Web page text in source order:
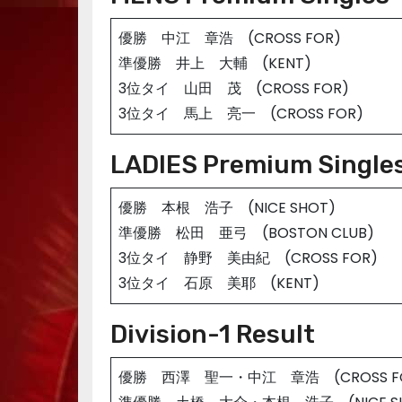
優勝 中江 章浩 (CROSS FOR)
準優勝 井上 大輔 (KENT)
3位タイ 山田 茂 (CROSS FOR)
3位タイ 馬上 亮一 (CROSS FOR)
LADIES Premium
優勝 本根 浩子 (NICE SHOT)
準優勝 松田 亜弓 (BOSTON CLUB)
3位タイ 静野 美由紀 (CROSS FOR)
3位タイ 石原 美耶 (KENT)
Division-1 Result
優勝 西澤 聖一・中江 章浩 (CROSS